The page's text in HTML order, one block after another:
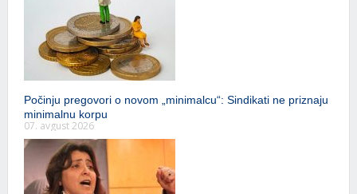
Počinju pregovori o novom „minimalcu“: Sindikati ne priznaju
minimalnu korpu
07. avgust 2026